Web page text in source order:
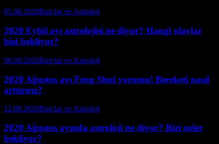
05.06.2020Burçlar ve Astroloji
2020 Eylül ayı astrolojisi ne diyor? Hangi olaylar
bizi bekliyor?
06.09.2020Burçlar ve Astroloji
2020 Ağustos ayı Feng Shui yorumu! Bereketi nasıl
arttırırız?
12.08.2020Burçlar ve Astroloji
2020 Ağustos ayında astroloji ne diyor? Bizi neler
bekliyor?